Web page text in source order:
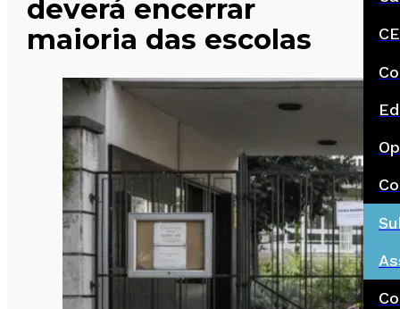
deverá encerrar
maioria das escolas